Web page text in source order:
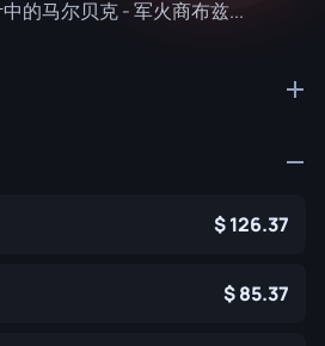
的马尔贝克 - 军火商布兹...
126.37
85.37